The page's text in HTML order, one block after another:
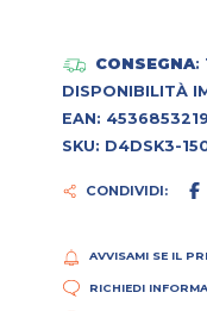
CONSEGNA:
DISPONIBILITÀ
EAN:
SKU: D4DSK3-
CONDIVIDI:
AVVISAMI SE IL
RICHIEDI